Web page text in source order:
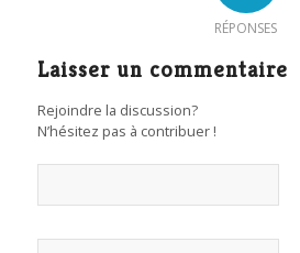
RÉPONSES
Laisser un commentaire
Rejoindre la discussion?
N’hésitez pas à contribuer !